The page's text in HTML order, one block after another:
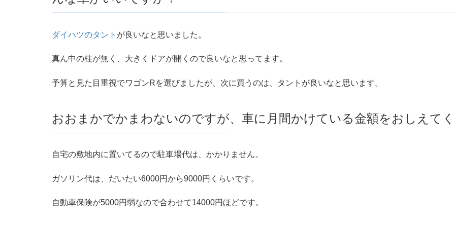
ダイハツのタント が良いなと思いました。
真ん中の柱が無く、大きくドアが開くので良いなと思ってます。
予算と見た目重視でワゴンRを選びましたが、次に買うのは、タントが良いなと思います。
おおまかでかまわないのですが、車に月間かけている金額をおしえて
自宅の敷地内に置いてるので駐車場代は、かかりません。
ガソリン代は、だいたい6000円から9000円くらいです。
自動車保険が5000円弱なので合わせて14000円ほどです。